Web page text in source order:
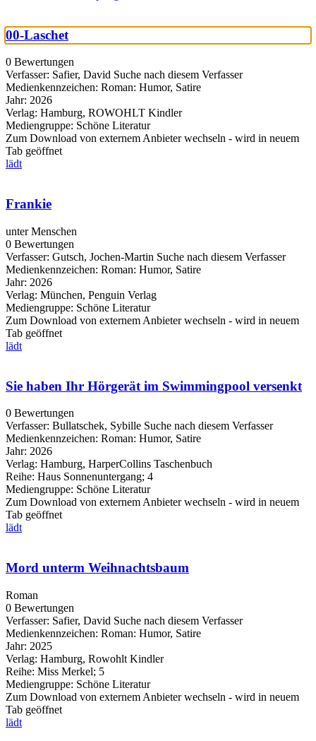
00-Laschet
0 Bewertungen
Verfasser: Safier, David Suche nach diesem Verfasser
Medienkennzeichen: Roman: Humor, Satire
Jahr: 2026
Verlag: Hamburg, ROWOHLT Kindler
Mediengruppe: Schöne Literatur
Zum Download von externem Anbieter wechseln - wird in neuem
Tab geöffnet
lädt
Frankie
unter Menschen
0 Bewertungen
Verfasser: Gutsch, Jochen-Martin Suche nach diesem Verfasser
Medienkennzeichen: Roman: Humor, Satire
Jahr: 2026
Verlag: München, Penguin Verlag
Mediengruppe: Schöne Literatur
Zum Download von externem Anbieter wechseln - wird in neuem
Tab geöffnet
lädt
Sie haben Ihr Hörgerät im Swimmingpool versenkt
0 Bewertungen
Verfasser: Bullatschek, Sybille Suche nach diesem Verfasser
Medienkennzeichen: Roman: Humor, Satire
Jahr: 2026
Verlag: Hamburg, HarperCollins Taschenbuch
Reihe: Haus Sonnenuntergang; 4
Mediengruppe: Schöne Literatur
Zum Download von externem Anbieter wechseln - wird in neuem
Tab geöffnet
lädt
Mord unterm Weihnachtsbaum
Roman
0 Bewertungen
Verfasser: Safier, David Suche nach diesem Verfasser
Medienkennzeichen: Roman: Humor, Satire
Jahr: 2025
Verlag: Hamburg, Rowohlt Kindler
Reihe: Miss Merkel; 5
Mediengruppe: Schöne Literatur
Zum Download von externem Anbieter wechseln - wird in neuem
Tab geöffnet
lädt